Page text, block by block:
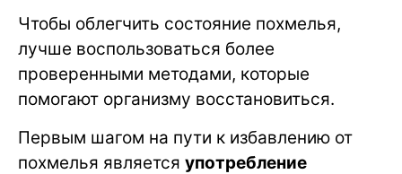
Чтобы облегчить состояние похмелья,
лучше воспользоваться более
проверенными методами, которые
помогают организму восстановиться.
Первым шагом на пути к избавлению от
похмелья является употребление